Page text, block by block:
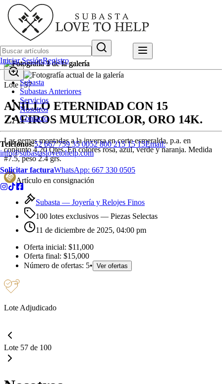
Iniciar SesiónRegistro
Subasta
Subastas Anteriores
Servicios
Nosotros
Contacto
Teléfonos:52 667 759 35 0052 800 215 15 15Email:
info@subastaslovetohelp.com
Solicitar facturaWhatsApp: 667 330 0505
Lote |57
ANILLO ETERNIDAD CON 15
ZAFIROS MULTICOLOR, ORO 14K.
Las gemas montadas a la inversa en corte esmeralda, p.a. en
conjunto 4.20 Qtes. En colores rosa, azul, verde y naranja. Medida
#7.5, peso 2.4 grs.
Artículo en consignación
Subasta — Joyería y Relojes Finos
100 lotes exclusivos — Piezas Selectas
11 de diciembre de 2025, 04:00 pm
Oferta inicial: $11,000
Oferta final: $15,000
Número de ofertas: 5• Ver ofertas
Lote Adjudicado
Lote 57 de 100